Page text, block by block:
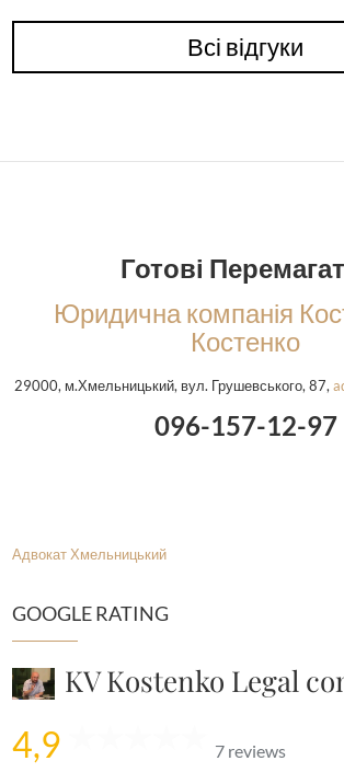
Всі відгуки
Готові
Юридична компанія
Костенко
29000, м.Хмельницький, вул. Грушевського, 87,
096-157-12-97
Адвокат Хмельницький
GOOGLE RATING
KV Kostenko Legal
4,9 7 reviews